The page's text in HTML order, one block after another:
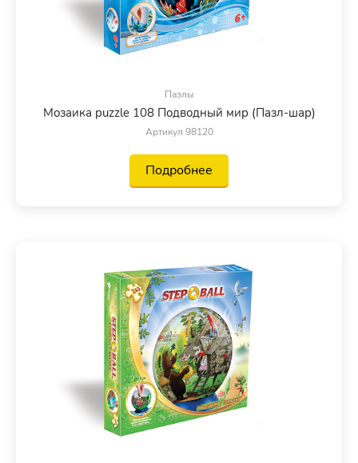
Пазлы
Мозаика puzzle 108 Подводный мир (Пазл-шар)
Артикул 98120
Подробнее